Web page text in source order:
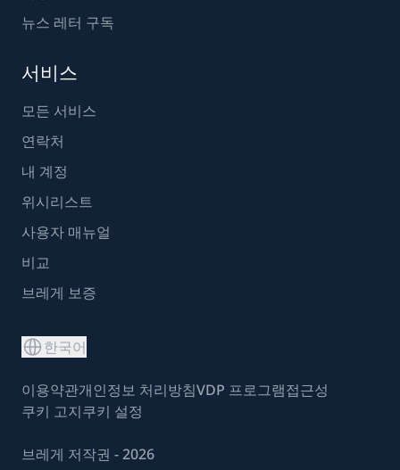
뉴스 레터 구독
서비스
모든 서비스
연락처
내 계정
위시리스트
사용자 매뉴얼
비교
브레게 보증
한국어
이용약관개인정보 처리방침VDP 프로그램접근성
쿠키 고지쿠키 설정
브레게 저작권 - 2026